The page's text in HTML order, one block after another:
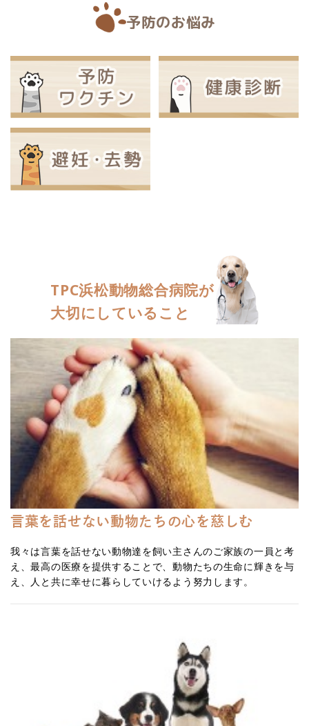
予防のお悩み
TPC浜松動物総合病院が
大切にしていること
言葉を話せない動物たちの心を慈しむ
我々は言葉を話せない動物達を飼い主さんのご家族の一員と考
え、最高の医療を提供することで、動物たちの生命に輝きを与
え、人と共に幸せに暮らしていけるよう努力します。